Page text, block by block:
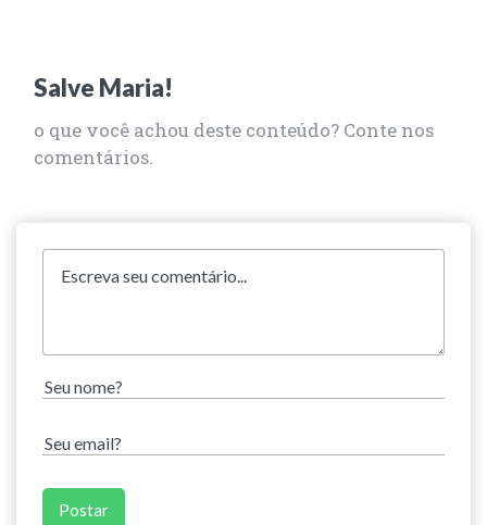
Salve Maria!
o que você achou deste conteúdo? Conte nos
comentários.